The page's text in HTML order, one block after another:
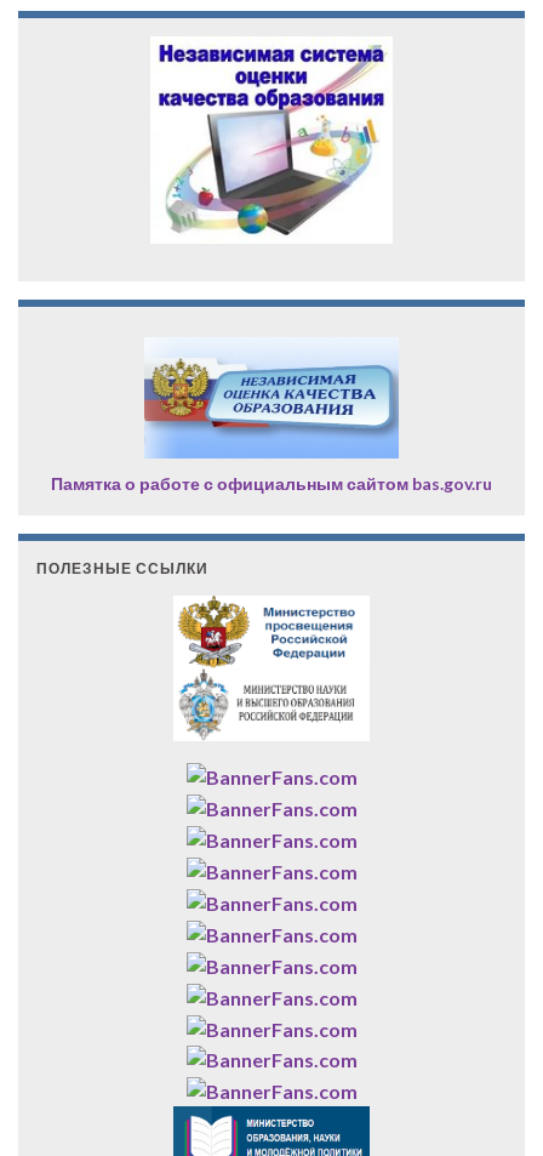
Памятка о работе с официальным сайтом bas.gov.ru
ПОЛЕЗНЫЕ ССЫЛКИ